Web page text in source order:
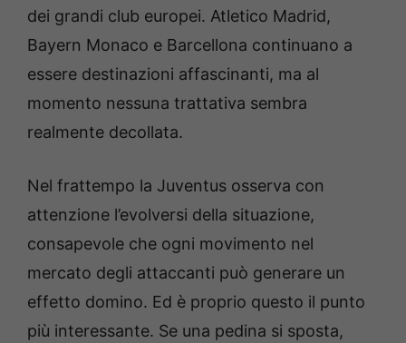
dei grandi club europei. Atletico Madrid,
Bayern Monaco e Barcellona continuano a
essere destinazioni affascinanti, ma al
momento nessuna trattativa sembra
realmente decollata.
Nel frattempo la Juventus osserva con
attenzione l’evolversi della situazione,
consapevole che ogni movimento nel
mercato degli attaccanti può generare un
effetto domino. Ed è proprio questo il punto
più interessante. Se una pedina si sposta,